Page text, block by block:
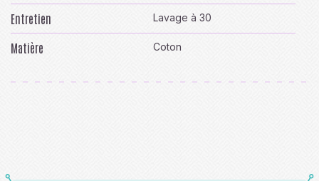
Entretien Lavage à 30
Matière Coton